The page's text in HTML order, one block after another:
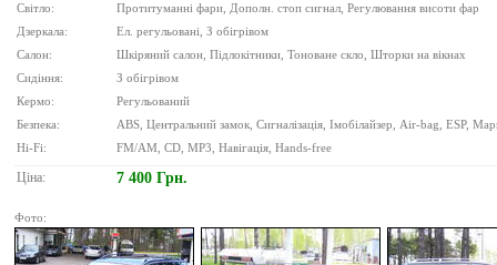
Світло:
Протитуманні фари, Дополн. стоп сигнал, Регулювання висоти фар
Дзеркала:
Ел. регульовані, З обігрівом
Салон:
Шкіряний салон, Підлокітники, Тоноване скло, Шторки на вікнах
Сидіння:
З обігрівом
Кермо:
Регульований
Безпека:
ABS, Центральний замок, Сигналізація, Імобілайзер, Air-bag, ESP,
Hi-Fi:
FM/AM, CD, MP3, Навігація, Hands-free
Ціна: 7 400 Грн.
Фото: